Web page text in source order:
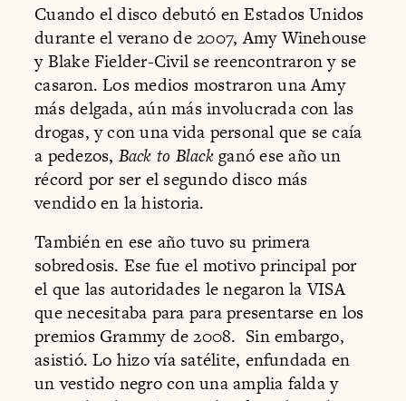
Cuando el disco debutó en Estados Unidos
durante el verano de 2007, Amy Winehouse
y Blake Fielder-Civil se reencontraron y se
casaron. Los medios mostraron una Amy
más delgada, aún más involucrada con las
drogas, y con una vida personal que se caía
a pedezos, Back to Blackganó ese año un
récord por ser el segundo disco más
vendido en la historia.
También en ese año tuvo su primera
sobredosis. Ese fue el motivo principal por
el que las autoridades le negaron la VISA
que necesitaba para para presentarse en los
premios Grammy de 2008. Sin embargo,
asistió. Lo hizo vía satélite, enfundada en
un vestido negro con una amplia falda y